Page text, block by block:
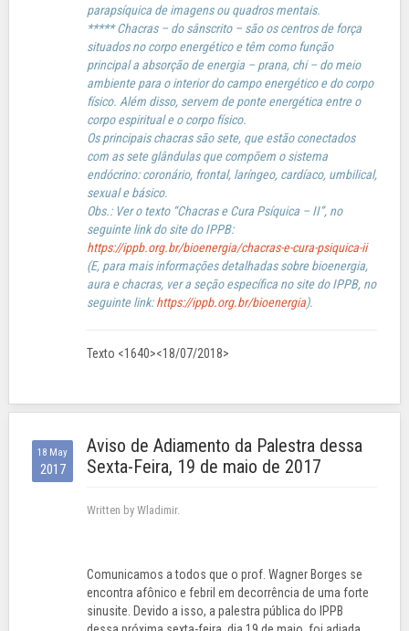
parapsíquica de imagens ou quadros mentais.
***** Chacras – do sânscrito – são os centros de força
situados no corpo energético e têm como função
principal a absorção de energia – prana, chi – do meio
ambiente para o interior do campo energético e do corpo
físico. Além disso, servem de ponte energética entre o
corpo espiritual e o corpo físico.
Os principais chacras são sete, que estão conectados
com as sete glândulas que compõem o sistema
endócrino: coronário, frontal, laríngeo, cardíaco, umbilical,
sexual e básico.
Obs.: Ver o texto “Chacras e Cura Psíquica – II”, no
seguinte link do site do IPPB:
https://ippb.org.br/bioenergia/chacras-e-cura-psiquica-ii
(E, para mais informações detalhadas sobre bioenergia,
aura e chacras, ver a seção específica no site do IPPB, no
seguinte link:https://ippb.org.br/bioenergia).
Texto <1640><18/07/2018>
18 May
2017
Aviso de Adiamento da Palestra dessa
Sexta-Feira, 19 de maio de 2017
Written by Wladimir.
Comunicamos a todos que o prof. Wagner Borges se
encontra afônico e febril em decorrência de uma forte
sinusite. Devido a isso, a palestra pública do IPPB